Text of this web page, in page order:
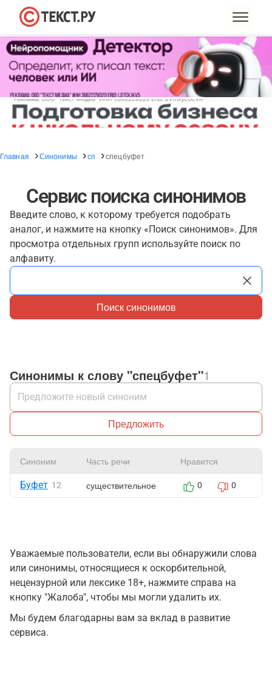
Главная Синонимы сп спецбуфет
Сервис поиска синонимов
Введите слово, к которому требуется подобрать
аналог, и нажмите на кнопку «Поиск синонимов». Для
просмотра отдельных групп используйте поиск по
алфавиту.
Поиск синонимов
Синонимы к слову "спецбуфет"1
Предложить
Синоним Часть речи Нравится
Буфет 12 существительное 0 0
Уважаемые пользователи, если вы обнаружили слова
или синонимы, относящиеся к оскорбительной,
нецензурной или лексике 18+, нажмите справа на
кнопку "Жалоба", чтобы мы могли удалить их.
Мы будем благодарны вам за вклад в развитие
сервиса.